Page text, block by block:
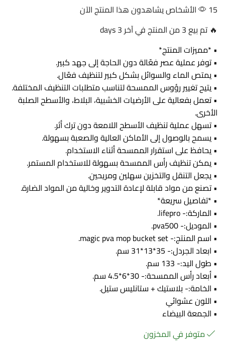
15 الأشخاص يشاهدون هذا المنتج الآن
🔥 تم بيع 3 من المنتج في آخر 3 days
• *مميزات المنتج*
• توفر عملية عصر فعّالة دون الحاجة إلى جهد كبير.
• يمتص الماء والسوائل بشكل كبير لتنظيف فعّال.
• يتيح تغيير رؤوس الممسحة لتناسب متطلبات التنظيف المختلفة.
• تعمل بفعالية على الأرضيات الخشبية، البلاط، والأسطح الصلبة
الأخرى.
• تسهل عملية تنظيف الأسطح اللامعة دون ترك أثر.
• يسمح بالوصول إلى الأماكن العالية والصعبة بسهولة.
• يحافظ على استقرار الممسحة أثناء الاستخدام.
• يمكن تنظيف رأس الممسحة بسهولة للاستخدام المستمر.
• يجعل التنقل والتخزين سهلين ومريحين.
• تصنع من مواد قابلة لإعادة التدوير وخالية من المواد الضارة.
• *تفاصيل سريعة*
• الماركة:- lifepro.
• الموديل:- pva500.
• اسم المنتج:- magic pva mop bucket set.
• ابعاد الجردل:- 35*13*31 سم.
• طول اليد:- 133 سم.
• أبعاد رأس الممسحة:- 30*6*4.5 سم.
• الخامة:- بلاستيك + ستانليس ستيل.
• اللون عشوائي
• الجمعة البيضاء
متوفر في المخزون